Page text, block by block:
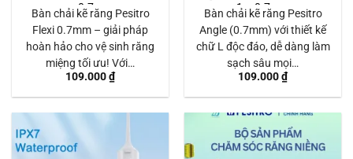
– 0.7mm
Bàn chải kẽ răng Pesitro
Flexi 0.7mm – giải pháp
hoàn hảo cho vệ sinh răng
miệng tối ưu! Với…
109.000₫
1 – 0.7mm
Bàn chải kẽ răng Pesitro
Angle (0.7mm) với thiết kế
chữ L độc đáo, dễ dàng làm
sạch sâu mọi…
109.000₫